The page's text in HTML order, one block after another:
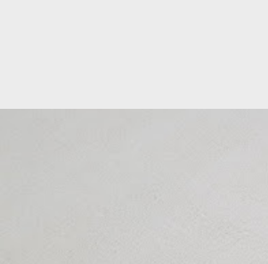
Vũng Tàu Hiện tại Thảm Đẹp